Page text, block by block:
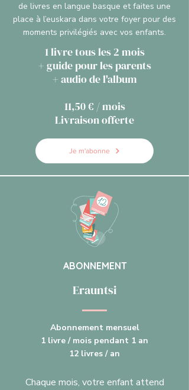
de livres en langue basque et faites une
place à l’euskara dans votre foyer pour des
moments privilégiés avec vos enfants.
1 livre tous les 2 mois
+ guide pour les parents
+ audio de l'album
11,50 € / mois
Livraison offerte
Je m'abonne
ABONNEMENT
Erauntsi
Abonnement mensuel
1 livre / mois pendant 1 an
12 livres / an
Chaque mois, votre enfant attend